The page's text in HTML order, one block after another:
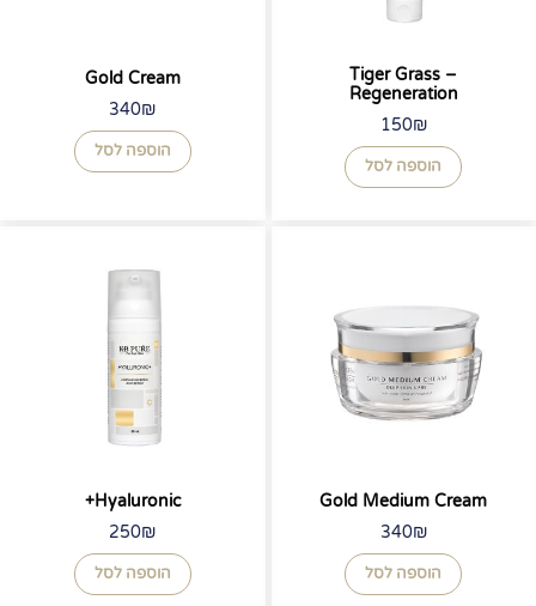
Tiger Grass –
Regeneration
150₪
הוספה לסל
Gold Cream
340₪
הוספה לסל
Gold Medium Cream
340₪
הוספה לסל
Hyaluronic+
250₪
הוספה לסל